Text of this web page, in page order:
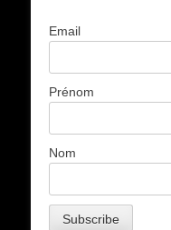
Email
Prénom
Nom